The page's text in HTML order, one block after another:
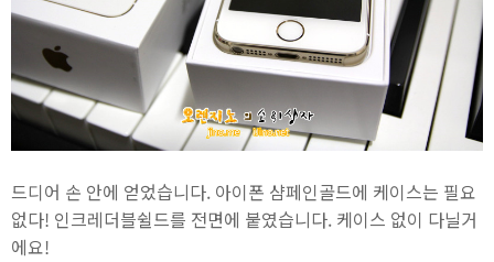
드디어 손 안에 얻었습니다. 아이폰 샴페인골드에 케이스는 필요
없다! 인크레더블쉴드를 전면에 붙였습니다. 케이스 없이 다닐거
에요!